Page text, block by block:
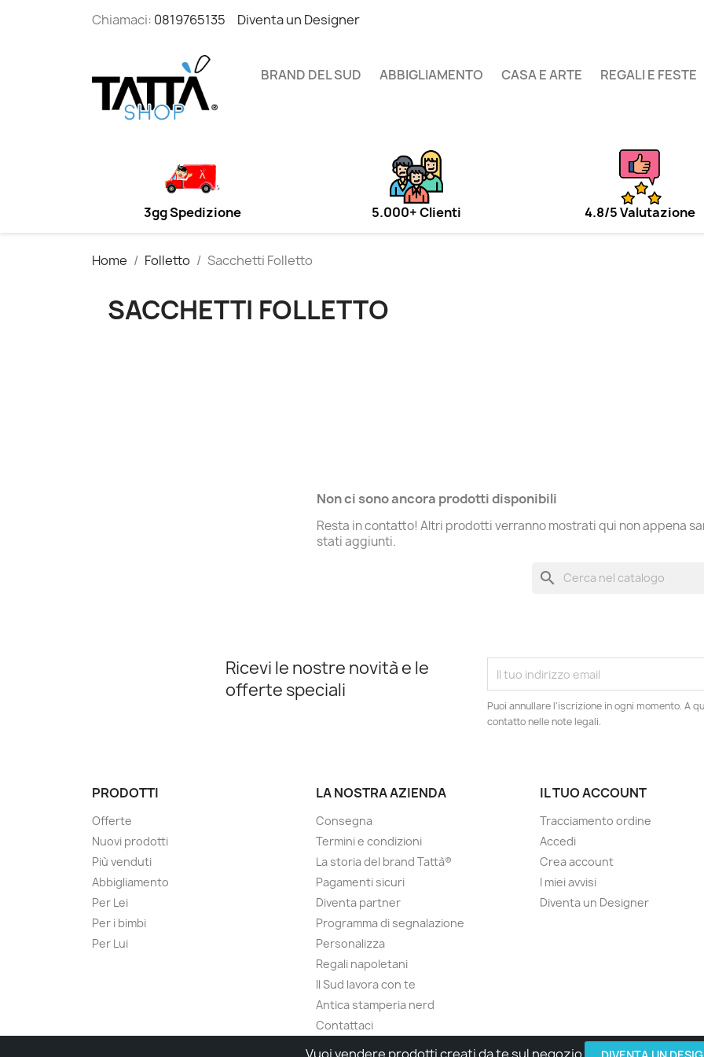
Chiamaci: 0819765135 Diventa un Designer
BRAND DEL SUD ABBIGLIAMENTO CASA E ARTE REGALI E FESTE
3gg Spedizione 5.000+ Clienti 4.8/5 Valutazione
Home Folletto Sacchetti Folletto
SACCHETTI FOLLETTO
Non ci sono ancora prodotti disponibili
Resta in contatto! Altri prodotti verranno mostrati qui non appena
stati aggiunti.
search
Ricevi le nostre novità e le
offerte speciali
Puoi annullare l'iscrizione in ogni momento. A
contatto nelle note legali.
PRODOTTI
Offerte
Nuovi prodotti
Più venduti
Abbigliamento
Per Lei
Per i bimbi
Per Lui
LA NOSTRA AZIENDA
Consegna
Termini e condizioni
La storia del brand Tattà®
Pagamenti sicuri
Diventa partner
Programma di segnalazione
Personalizza
Regali napoletani
Il Sud lavora con te
Antica stamperia nerd
Contattaci
IL TUO ACCOUNT
Tracciamento ordine
Accedi
Crea account
I miei avvisi
Diventa un Designer
© 2026 - Made with Love by Tatta Media Group Task Force